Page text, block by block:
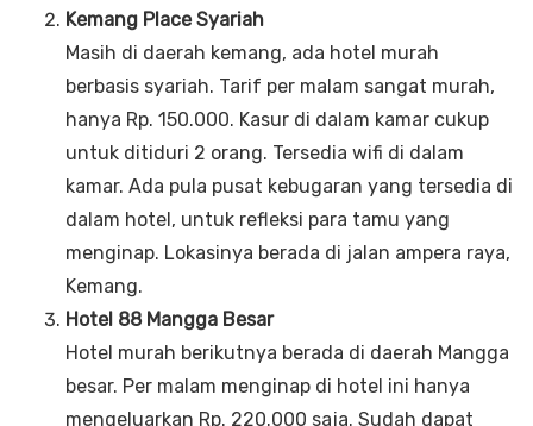
Kemang Place Syariah
Masih di daerah kemang, ada hotel murah
berbasis syariah. Tarif per malam sangat murah,
hanya Rp. 150.000. Kasur di dalam kamar cukup
untuk ditiduri 2 orang. Tersedia wifi di dalam
kamar. Ada pula pusat kebugaran yang tersedia di
dalam hotel, untuk refleksi para tamu yang
menginap. Lokasinya berada di jalan ampera raya,
Kemang.
Hotel 88 Mangga Besar
Hotel murah berikutnya berada di daerah Mangga
besar. Per malam menginap di hotel ini hanya
mengeluarkan Rp. 220.000 saja. Sudah dapat